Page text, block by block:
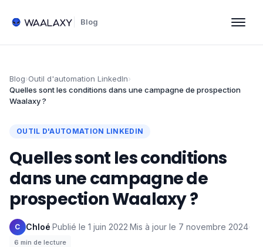
Blog
Blog›Outil d'automation LinkedIn›
Quelles sont les conditions dans une campagne de prospection
Waalaxy ?
OUTIL D'AUTOMATION LINKEDIN
Quelles sont les conditions
dans une campagne de
prospection Waalaxy ?
C Chloé·Publié le 1 juin 2022·Mis à jour le 7 novembre 2024·
6 min de lecture